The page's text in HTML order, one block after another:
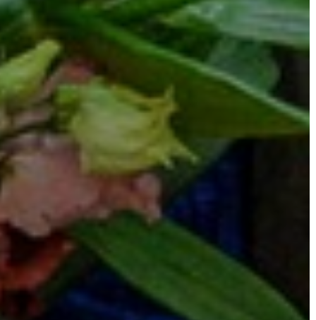
VÁROSRENDÉSZET
TÁJÉKOZTATÓK
ÁTLÁTHATÓSÁG
AZ
ÖNKORMÁNYZATI
INTÉZMÉNYEK
NYOMTATVÁNYOK
E-
ÜGYINTÉZÉS